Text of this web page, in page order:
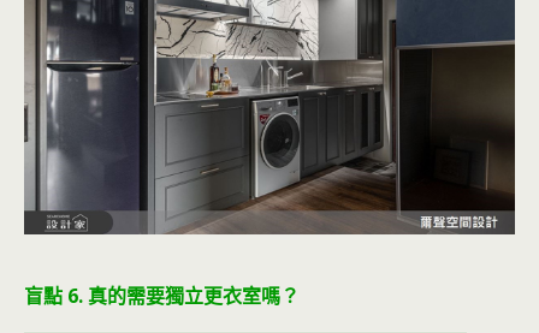
盲點 6. 真的需要獨立更衣室嗎？